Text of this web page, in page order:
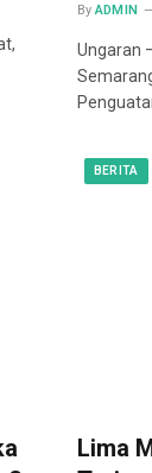
By ADMIN
Ungaran
BERITA
Lima